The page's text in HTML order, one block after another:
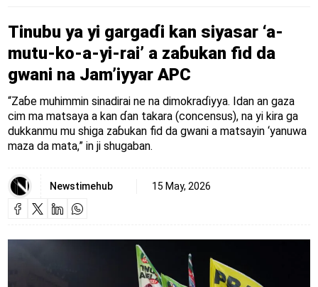
Tinubu ya yi gargaɗi kan siyasar ‘a-
mutu-ko-a-yi-rai’ a zaɓukan fid da
gwani na Jam’iyyar APC
“Zaɓe muhimmin sinadirai ne na dimokraɗiyya. Idan an gaza
cim ma matsaya a kan ɗan takara (concensus), na yi kira ga
dukkanmu mu shiga zaɓukan fid da gwani a matsayin ‘yanuwa
maza da mata,” in ji shugaban.
Newstimehub 15 May, 2026